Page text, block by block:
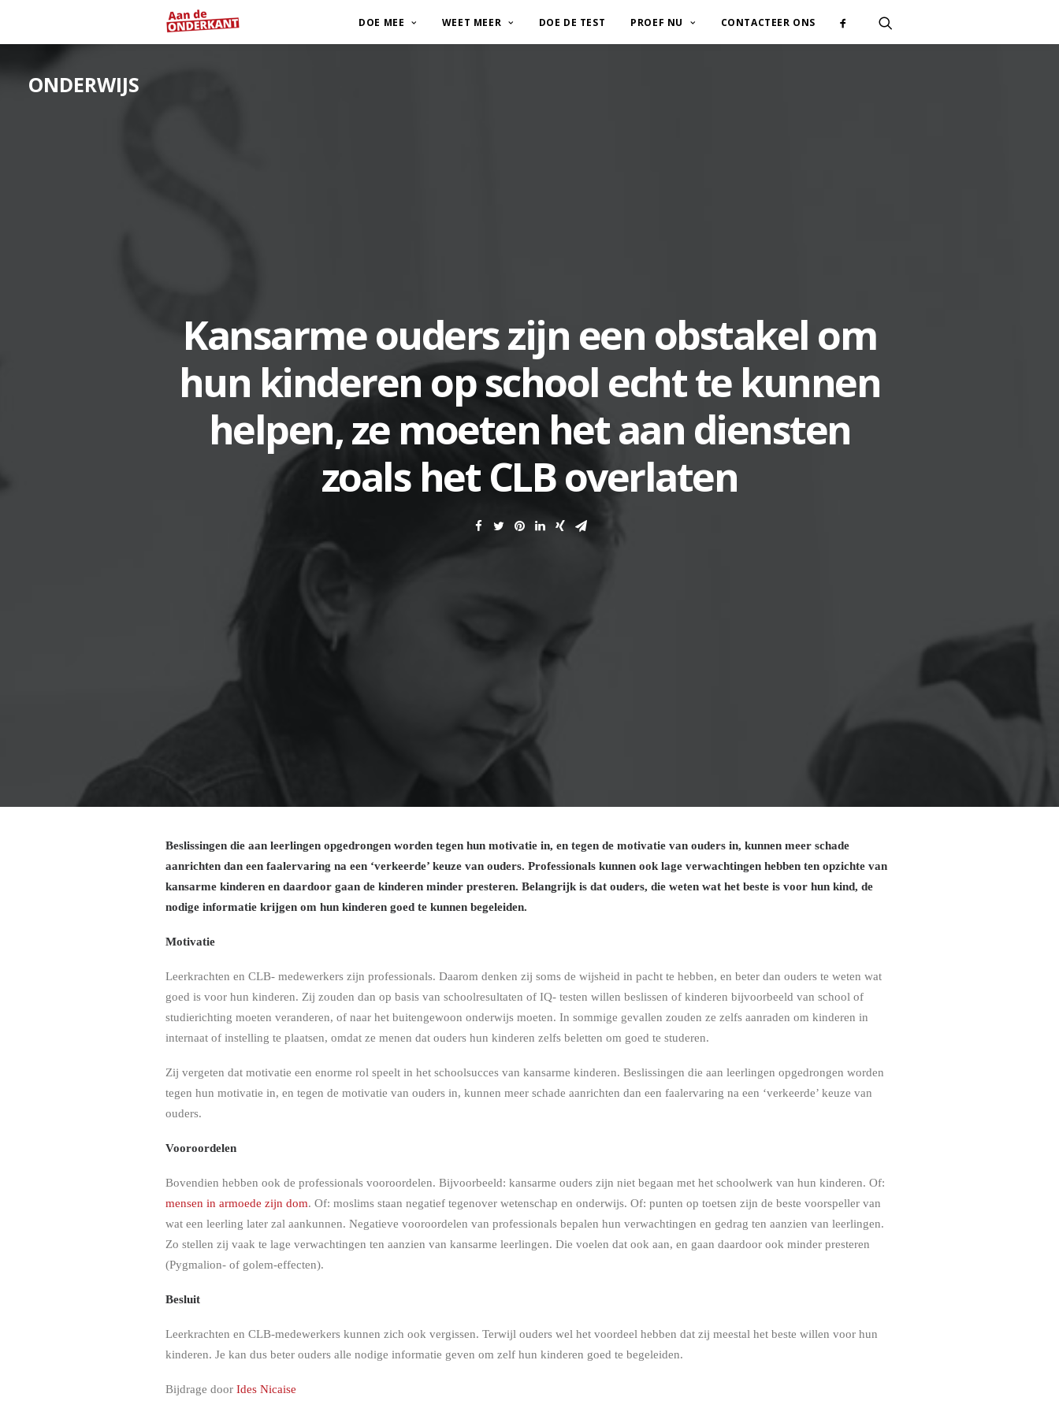
DOE MEE WEET MEER DOE DE TEST PROEF NU CONTACTEER ONS
Kansarme ouders zijn een obstakel om
hun kinderen op school echt te kunnen
helpen, ze moeten het aan diensten
zoals het CLB overlaten
ONDERWIJS
Beslissingen die aan leerlingen opgedrongen worden tegen hun motivatie in, en tegen de motivatie van ouders in, kunnen meer schade
aanrichten dan een faalervaring na een ‘verkeerde’ keuze van ouders. Professionals kunnen ook lage verwachtingen hebben ten opzichte van
kansarme kinderen en daardoor gaan de kinderen minder presteren. Belangrijk is dat ouders, die weten wat het beste is voor hun kind, de
nodige informatie krijgen om hun kinderen goed te kunnen begeleiden.
Motivatie
Leerkrachten en CLB- medewerkers zijn professionals. Daarom denken zij soms de wijsheid in pacht te hebben, en beter dan ouders te weten wat
goed is voor hun kinderen. Zij zouden dan op basis van schoolresultaten of IQ- testen willen beslissen of kinderen bijvoorbeeld van school of
studierichting moeten veranderen, of naar het buitengewoon onderwijs moeten. In sommige gevallen zouden ze zelfs aanraden om kinderen in
internaat of instelling te plaatsen, omdat ze menen dat ouders hun kinderen zelfs beletten om goed te studeren.
Zij vergeten dat motivatie een enorme rol speelt in het schoolsucces van kansarme kinderen. Beslissingen die aan leerlingen opgedrongen worden
tegen hun motivatie in, en tegen de motivatie van ouders in, kunnen meer schade aanrichten dan een faalervaring na een ‘verkeerde’ keuze van
ouders.
Vooroordelen
Bovendien hebben ook de professionals vooroordelen. Bijvoorbeeld: kansarme ouders zijn niet begaan met het schoolwerk van hun kinderen. Of:
mensen in armoede zijn dom. Of: moslims staan negatief tegenover wetenschap en onderwijs. Of: punten op toetsen zijn de beste voorspeller van
wat een leerling later zal aankunnen. Negatieve vooroordelen van professionals bepalen hun verwachtingen en gedrag ten aanzien van leerlingen.
Zo stellen zij vaak te lage verwachtingen ten aanzien van kansarme leerlingen. Die voelen dat ook aan, en gaan daardoor ook minder presteren
(Pygmalion- of golem-effecten).
Besluit
Leerkrachten en CLB-medewerkers kunnen zich ook vergissen. Terwijl ouders wel het voordeel hebben dat zij meestal het beste willen voor hun
kinderen. Je kan dus beter ouders alle nodige informatie geven om zelf hun kinderen goed te begeleiden.
Bijdrage door Ides Nicaise